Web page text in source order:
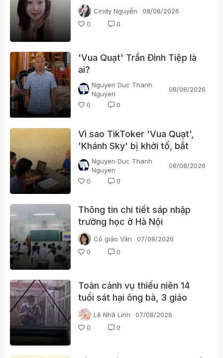
Cindy Nguyễn
08/08/2026
0
0
'Vua Quạt' Trần Đình Tiệp là
ai?
Nguyen Duc Thanh
Nguyen
08/08/2026
0
0
Vì sao TikToker 'Vua Quạt',
'Khánh Sky' bị khởi tố, bắt
tạm giam?
Nguyen Duc Thanh
Nguyen
08/08/2026
0
0
Thông tin chi tiết sáp nhập
trường học ở Hà Nội
Cô giáo Vân
07/08/2026
0
0
Toàn cảnh vụ thiếu niên 14
tuổi sát hại ông bà, 3 giáo
viên và 3 học sinh
Lê Nhã Linh
07/08/2026
0
0